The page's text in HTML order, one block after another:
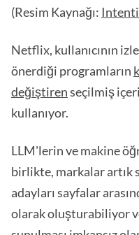
(Resim Kaynağı:
Netflix, kullanıcının
önerdiği programların
değiştirenseçilmiş
kullanıyor.
LLM'lerin ve makine
birlikte, markalar artık
adayları sayfalar
olarak oluşturabiliyor